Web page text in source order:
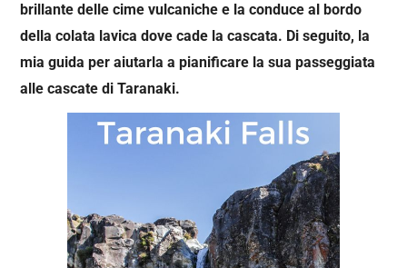
brillante delle cime vulcaniche e la conduce al bordo
della colata lavica dove cade la cascata. Di seguito, la
mia guida per aiutarla a pianificare la sua passeggiata
alle cascate di Taranaki.